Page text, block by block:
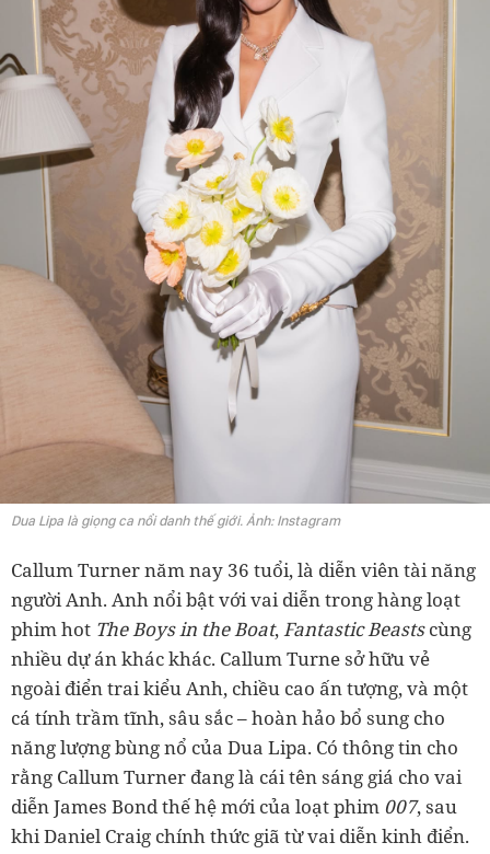
Dua Lipa là giọng ca nổi danh thế giới. Ảnh: Instagram
Callum Turner năm nay 36 tuổi, là diễn viên tài năng
người Anh. Anh nổi bật với vai diễn trong hàng loạt
phim hot The Boys in the Boat,Fantastic Beastscùng
nhiều dự án khác khác. Callum Turne sở hữu vẻ
ngoài điển trai kiểu Anh, chiều cao ấn tượng, và một
cá tính trầm tĩnh, sâu sắc – hoàn hảo bổ sung cho
năng lượng bùng nổ của Dua Lipa. Có thông tin cho
rằng Callum Turner đang là cái tên sáng giá cho vai
diễn James Bond thế hệ mới của loạt phim 007, sau
khi Daniel Craig chính thức giã từ vai diễn kinh điển.